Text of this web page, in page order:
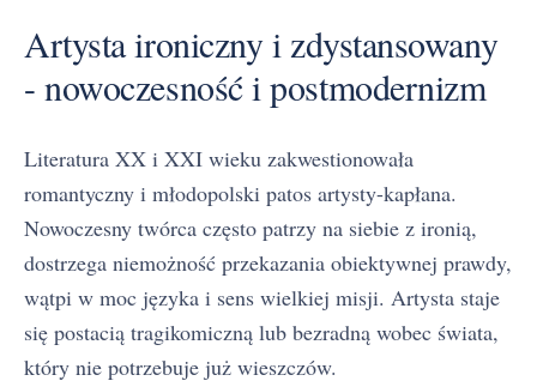
Artysta ironiczny i zdystansowany
- nowoczesność i postmodernizm
Literatura XX i XXI wieku zakwestionowała
romantyczny i młodopolski patos artysty-kapłana.
Nowoczesny twórca często patrzy na siebie z ironią,
dostrzega niemożność przekazania obiektywnej prawdy,
wątpi w moc języka i sens wielkiej misji. Artysta staje
się postacią tragikomiczną lub bezradną wobec świata,
który nie potrzebuje już wieszczów.